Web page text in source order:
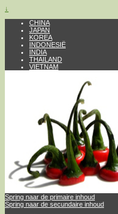
↓
CHINA
JAPAN
KOREA
INDONESIË
INDIA
THAILAND
VIETNAM
Spring naar de primaire inhoud
Spring naar de secundaire inhoud